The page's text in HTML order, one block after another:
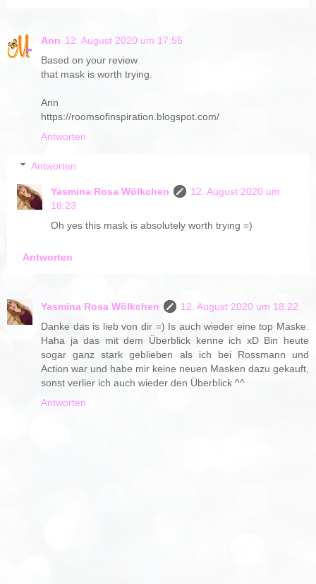
Ann 12. August 2020 um 17:55
Based on your review
that mask is worth trying.
Ann
https://roomsofinspiration.blogspot.com/
Antworten
Antworten
Yasmina Rosa Wölkchen
12. August 2020 um
18:23
Oh yes this mask is absolutely worth trying =)
Antworten
Yasmina Rosa Wölkchen
12. August 2020 um 18:22
Danke das is lieb von dir =) Is auch wieder eine top Maske.
Haha ja das mit dem Überblick kenne ich xD Bin heute
sogar ganz stark geblieben als ich bei Rossmann und
Action war und habe mir keine neuen Masken dazu gekauft,
sonst verlier ich auch wieder den Überblick ^^
Antworten